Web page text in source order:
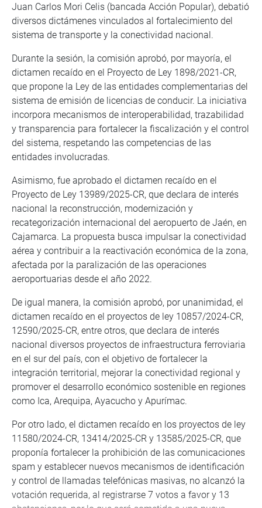
Juan Carlos Mori Celis (bancada Acción Popular), debatió
diversos dictámenes vinculados al fortalecimiento del
sistema de transporte y la conectividad nacional.
Durante la sesión, la comisión aprobó, por mayoría, el
dictamen recaído en el Proyecto de Ley 1898/2021-CR,
que propone la Ley de las entidades complementarias del
sistema de emisión de licencias de conducir. La iniciativa
incorpora mecanismos de interoperabilidad, trazabilidad
y transparencia para fortalecer la fiscalización y el control
del sistema, respetando las competencias de las
entidades involucradas.
Asimismo, fue aprobado el dictamen recaído en el
Proyecto de Ley 13989/2025-CR, que declara de interés
nacional la reconstrucción, modernización y
recategorización internacional del aeropuerto de Jaén, en
Cajamarca. La propuesta busca impulsar la conectividad
aérea y contribuir a la reactivación económica de la zona,
afectada por la paralización de las operaciones
aeroportuarias desde el año 2022.
De igual manera, la comisión aprobó, por unanimidad, el
dictamen recaído en el proyectos de ley 10857/2024-CR,
12590/2025-CR, entre otros, que declara de interés
nacional diversos proyectos de infraestructura ferroviaria
en el sur del país, con el objetivo de fortalecer la
integración territorial, mejorar la conectividad regional y
promover el desarrollo económico sostenible en regiones
como Ica, Arequipa, Ayacucho y Apurímac.
Por otro lado, el dictamen recaído en los proyectos de ley
11580/2024-CR, 13414/2025-CR y 13585/2025-CR, que
proponía fortalecer la prohibición de las comunicaciones
spam y establecer nuevos mecanismos de identificación
y control de llamadas telefónicas masivas, no alcanzó la
votación requerida, al registrarse 7 votos a favor y 13